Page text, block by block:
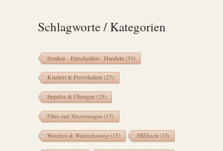
Schlagworte / Kategorien
Denken - Entscheiden - Handeln(33)
Klartext & Provokation (27)
Impulse & Übungen (25)
Filter und Verzerrungen (15)
Wahrheit & Wahrnehmung (15) FREIsicht (13)